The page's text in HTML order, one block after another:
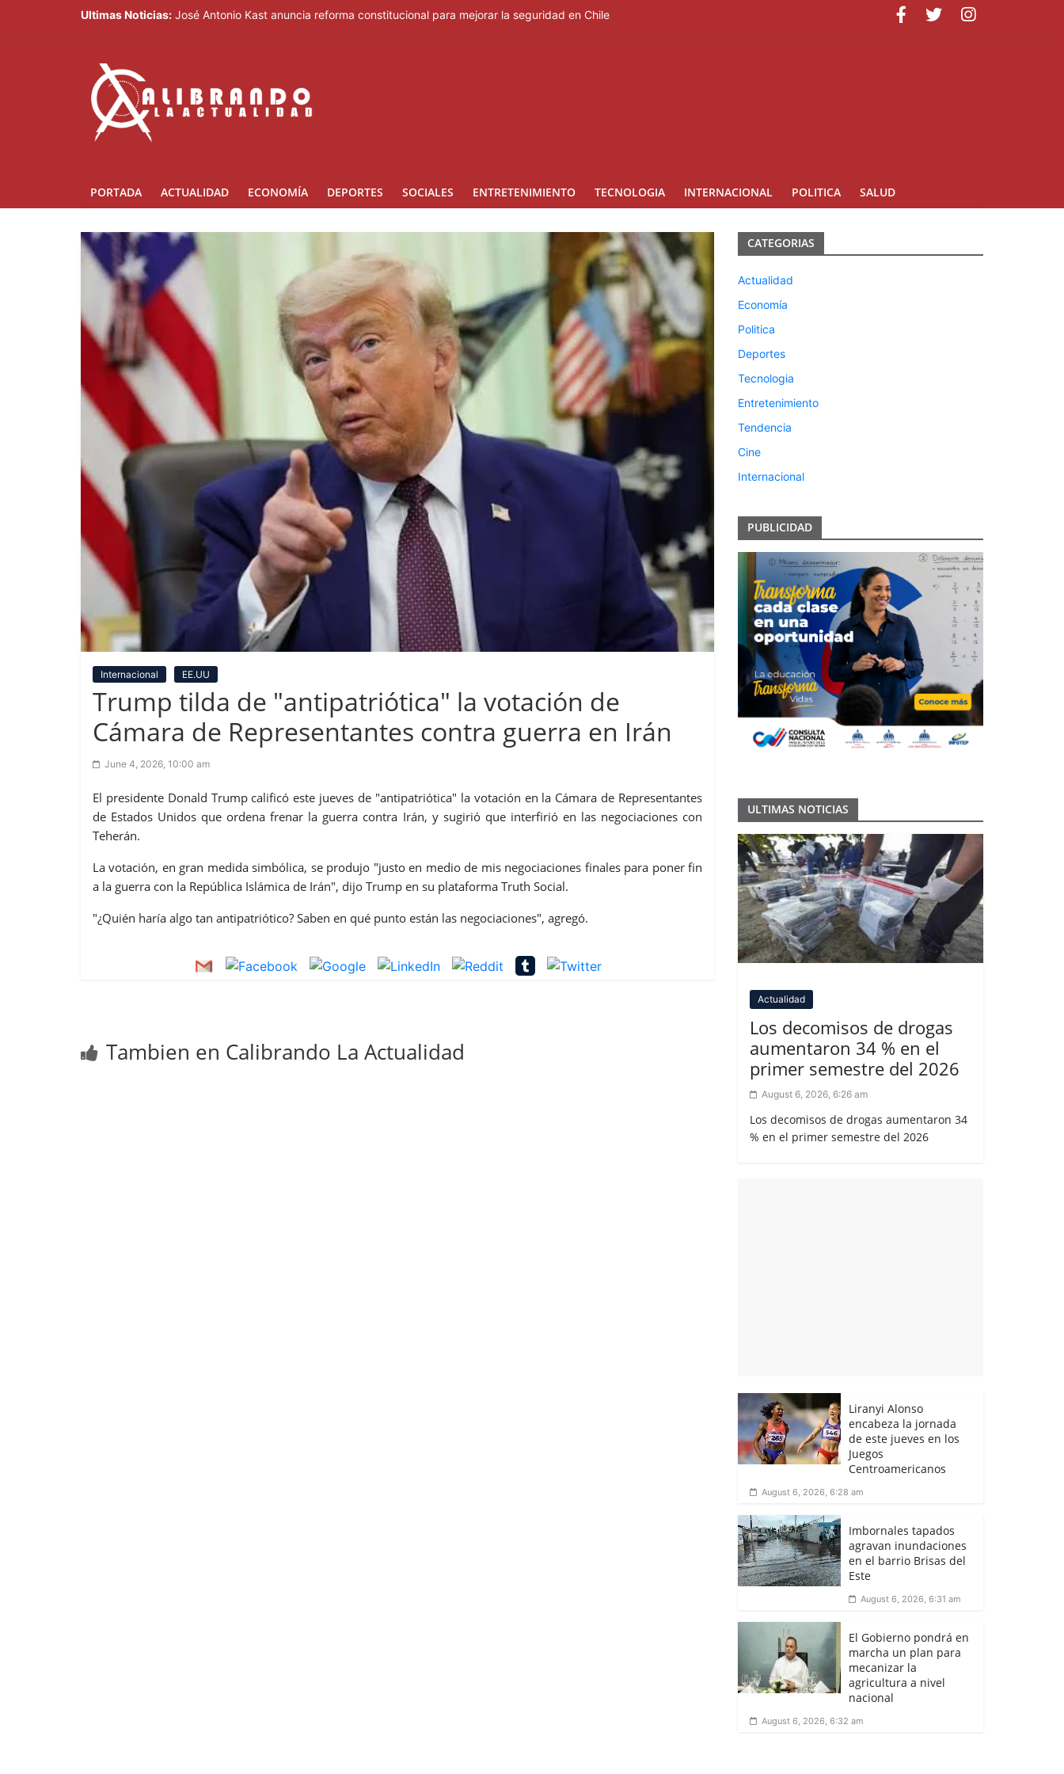
Ultimas Noticias: José Antonio Kast anuncia reforma constitucional para mejorar la seguridad en Chile
PORTADA ACTUALIDAD ECONOMÍA DEPORTES SOCIALES ENTRETENIMIENTO TECNOLOGIA INTERNACIONAL POLITICA SALUD
Internacional EE.UU
Trump tilda de "antipatriótica" la votación de
Cámara de Representantes contra guerra en Irán
June 4, 2026, 10:00 am
El presidente Donald Trump calificó este jueves de "antipatriótica" la votación en la Cámara de Representantes
de Estados Unidos que ordena frenar la guerra contra Irán, y sugirió que interfirió en las negociaciones con
Teherán.
La votación, en gran medida simbólica, se produjo "justo en medio de mis negociaciones finales para poner fin
a la guerra con la República Islámica de Irán", dijo Trump en su plataforma Truth Social.
"¿Quién haría algo tan antipatriótico? Saben en qué punto están las negociaciones", agregó.
Tambien en Calibrando La Actualidad
CATEGORIAS
Actualidad
Economía
Politica
Deportes
Tecnologia
Entretenimiento
Tendencia
Cine
Internacional
PUBLICIDAD
ULTIMAS NOTICIAS
Actualidad
Los decomisos de drogas
aumentaron 34 % en el
primer semestre del 2026
August 6, 2026, 6:26 am
Los decomisos de drogas aumentaron 34
% en el primer semestre del 2026
Liranyi Alonso
encabeza la jornada
de este jueves en los
Juegos
Centroamericanos
August 6, 2026, 6:28 am
Imbornales tapados
agravan inundaciones
en el barrio Brisas del
Este
August 6, 2026, 6:31 am
El Gobierno pondrá en
marcha un plan para
mecanizar la
agricultura a nivel
nacional
August 6, 2026, 6:32 am